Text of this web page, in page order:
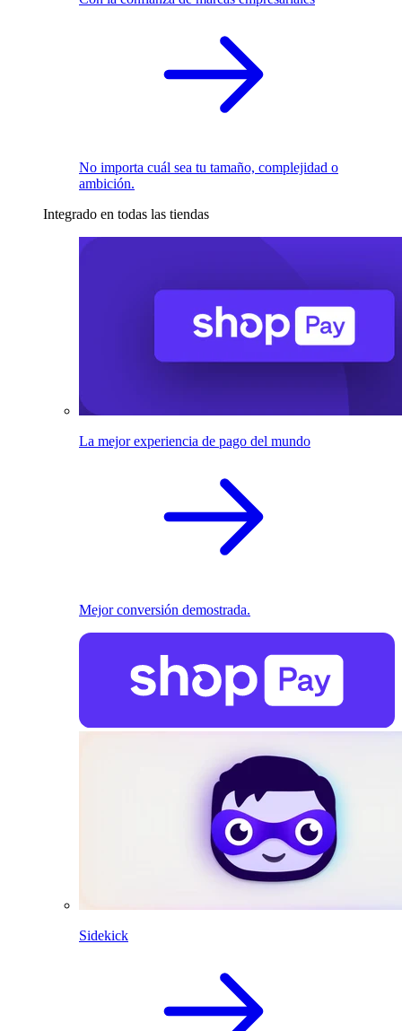
No importa cuál sea tu tamaño, complejidad o
ambición.
Integrado en todas las tiendas
La mejor experiencia de pago del mundo
Mejor conversión demostrada.
Sidekick